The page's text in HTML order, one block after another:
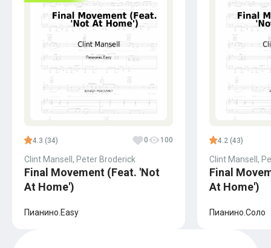
4.3 (34) 0 100
Clint Mansell, Peter Broderick
Final Movement (Feat. 'Not
At Home')
Пианино.Easy
4.2 (43)
Clint Mansell,
Final
At Home')
Пианино.Соло